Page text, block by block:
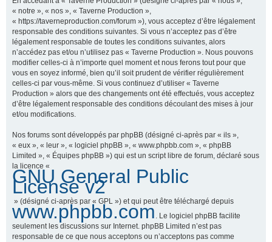
« notre », « nos », « Taverne Production »,
« https://taverneproduction.com/forum »), vous acceptez d’être légalement
responsable des conditions suivantes. Si vous n’acceptez pas d’être
légalement responsable de toutes les conditions suivantes, alors
n’accédez pas et/ou n’utilisez pas « Taverne Production ». Nous pouvons
modifier celles-ci à n’importe quel moment et nous ferons tout pour que
vous en soyez informé, bien qu’il soit prudent de vérifier régulièrement
celles-ci par vous-même. Si vous continuez d’utiliser « Taverne
Production » alors que des changements ont été effectués, vous acceptez
d’être légalement responsable des conditions découlant des mises à jour
et/ou modifications.
Nos forums sont développés par phpBB (désigné ci-après par « ils »,
« eux », « leur », « logiciel phpBB », « www.phpbb.com », « phpBB
Limited », « Équipes phpBB ») qui est un script libre de forum, déclaré sous
la licence «
GNU General Public
License v2
» (désigné ci-après par « GPL ») et qui peut être téléchargé depuis
www.phpbb.com . Le logiciel phpBB facilite
seulement les discussions sur Internet. phpBB Limited n’est pas
responsable de ce que nous acceptons ou n’acceptons pas comme